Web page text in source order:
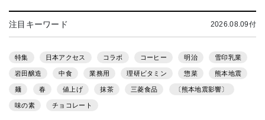
注目キーワード 2026.08.09付
特集 日本アクセス コラボ コーヒー 明治 雪印乳業
岩田醸造 中食 業務用 理研ビタミン 惣菜 熊本地震
麺 春 値上げ 抹茶 三菱食品 〔熊本地震影響〕
味の素 チョコレート